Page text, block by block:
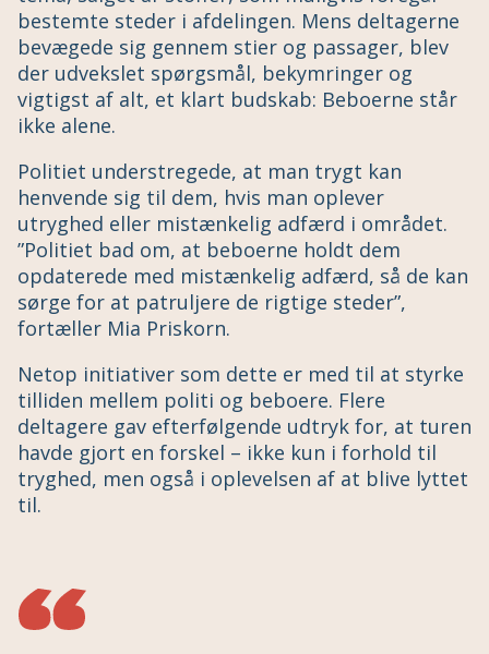
bestemte steder i afdelingen. Mens deltagerne
bevægede sig gennem stier og passager, blev
der udvekslet spørgsmål, bekymringer og
vigtigst af alt, et klart budskab: Beboerne står
ikke alene.
Politiet understregede, at man trygt kan
henvende sig til dem, hvis man oplever
utryghed eller mistænkelig adfærd i området.
”Politiet bad om, at beboerne holdt dem
opdaterede med mistænkelig adfærd, så de kan
sørge for at patruljere de rigtige steder”,
fortæller Mia Priskorn.
Netop initiativer som dette er med til at styrke
tilliden mellem politi og beboere. Flere
deltagere gav efterfølgende udtryk for, at turen
havde gjort en forskel – ikke kun i forhold til
tryghed, men også i oplevelsen af at blive lyttet
til.